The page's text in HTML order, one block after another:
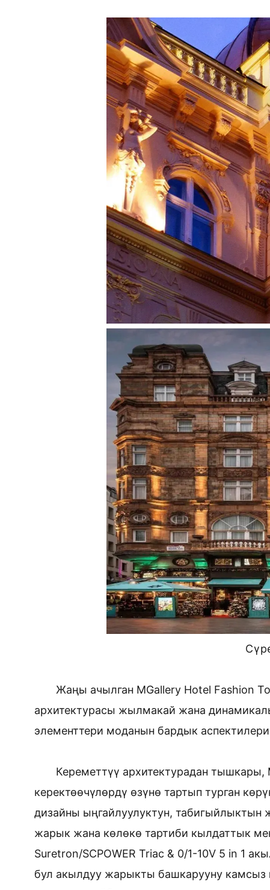
Жаңы ачылган MGallery Hotel Fashion
архитектурасы жылмакай жана
элементтери моданын бардык
Кереметтүү архитектурадан
керектөөчүлөрдү өзүнө тартып турган
дизайны ыңгайлуулуктун, табигыйлыктын
жарык жана көлөкө тартиби кылдаттык
Suretron/SCPOWER Triac & 0/1-10V 5 in 1
бул акылдуу жарыкты башкарууну камсыз